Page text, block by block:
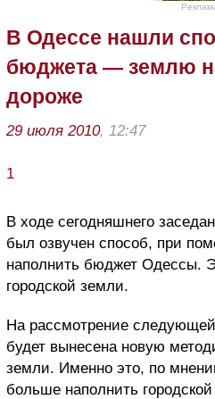
В Одессе нашли
бюджета — землю
дороже
29 июля 2010, 12:47
1
В ходе сегодняшнего
был озвучен способ, при
наполнить бюджет Одессы.
городской земли.
На рассмотрение следующей
будет вынесена новую
земли. Именно это, по
больше наполнить